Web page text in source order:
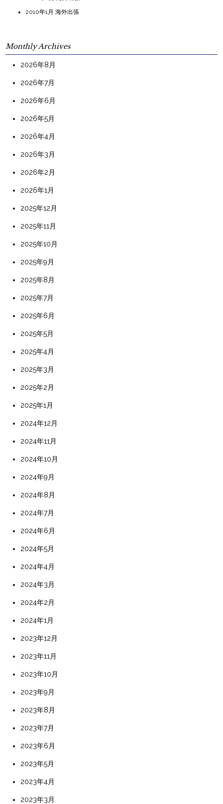
2010年1月 海外出張
Monthly Archives
2026年8月
2026年7月
2026年6月
2026年5月
2026年4月
2026年3月
2026年2月
2026年1月
2025年12月
2025年11月
2025年10月
2025年9月
2025年8月
2025年7月
2025年6月
2025年5月
2025年4月
2025年3月
2025年2月
2025年1月
2024年12月
2024年11月
2024年10月
2024年9月
2024年8月
2024年7月
2024年6月
2024年5月
2024年4月
2024年3月
2024年2月
2024年1月
2023年12月
2023年11月
2023年10月
2023年9月
2023年8月
2023年7月
2023年6月
2023年5月
2023年4月
2023年3月